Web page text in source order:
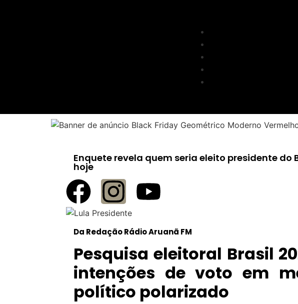
Enquete revela quem seria eleito presidente do
hoje
Da Redação Rádio Aruanã FM
Pesquisa eleitoral Brasil
intenções de voto em
político polarizado